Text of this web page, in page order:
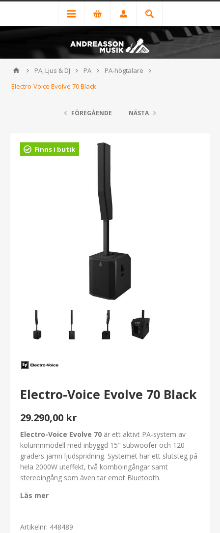
PA, Ljus & DJ PA
PA-högtalare
Electro-Voice Evolve 70 Black
FÖREGÅENDE NÄSTA
Finns i butik
Electro-Voice Evolve 70 Black
29.290,00 kr
Electro-Voice Evolve 70 är ett aktivt PA-system av
kolumnmodell med inbyggd 15" subwoofer och 120
graders jämn ljudspridning. Systemet har ett slutsteg på
hela 2000W uteffekt, två komboingångar samt
stereoingång som även tar emot Bluetooth.
Läs mer
Artikelnr: 448489